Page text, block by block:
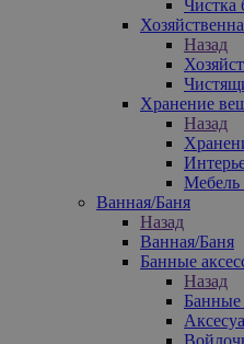
Чистка
Назад
Хранение
Назад
Мебель
Ванная/Баня
Назад
Ванная/Баня
Банные
Назад
Банные